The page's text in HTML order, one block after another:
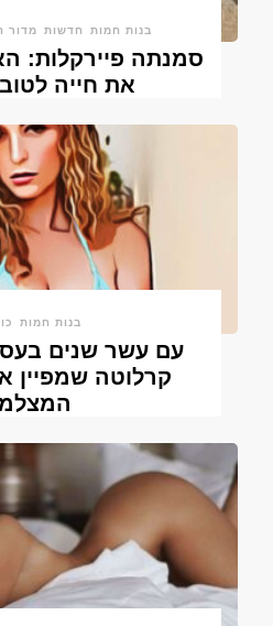
בנות חמות חדשות מדור
סמנתה פיירקלות:
את חייה
בנות חמות
עם עשר שנים
קרלוטה שמפיין